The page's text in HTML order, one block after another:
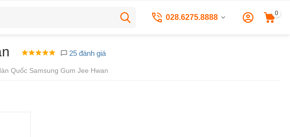
028.6275.8888 0
25 đánh giá
Quốc Samsung Gum Jee Hwan